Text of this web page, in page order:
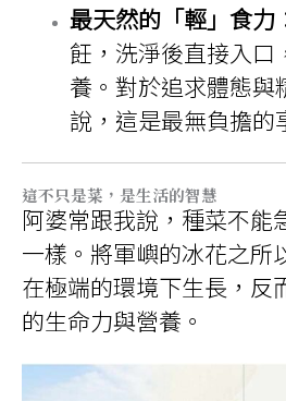
最天然的「輕」食力
飪，洗淨後直接入口
養。對於追求體態與
說，這是最無負擔的
這不只是菜，是生活的智慧
阿婆常跟我說，種菜不能
一樣。將軍嶼的冰花之所
在極端的環境下生長，反
的生命力與營養。